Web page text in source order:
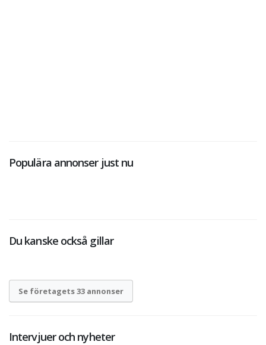
Populära annonser just nu
Du kanske också gillar
Se företagets 33 annonser
Intervjuer och nyheter